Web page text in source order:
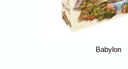
Babylon